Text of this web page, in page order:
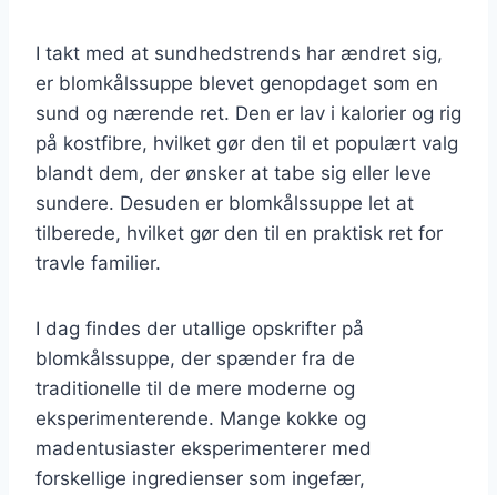
I takt med at sundhedstrends har ændret sig,
er blomkålssuppe blevet genopdaget som en
sund og nærende ret. Den er lav i kalorier og rig
på kostfibre, hvilket gør den til et populært valg
blandt dem, der ønsker at tabe sig eller leve
sundere. Desuden er blomkålssuppe let at
tilberede, hvilket gør den til en praktisk ret for
travle familier.
I dag findes der utallige opskrifter på
blomkålssuppe, der spænder fra de
traditionelle til de mere moderne og
eksperimenterende. Mange kokke og
madentusiaster eksperimenterer med
forskellige ingredienser som ingefær,